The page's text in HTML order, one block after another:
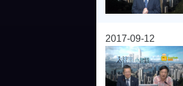
2017-09-12